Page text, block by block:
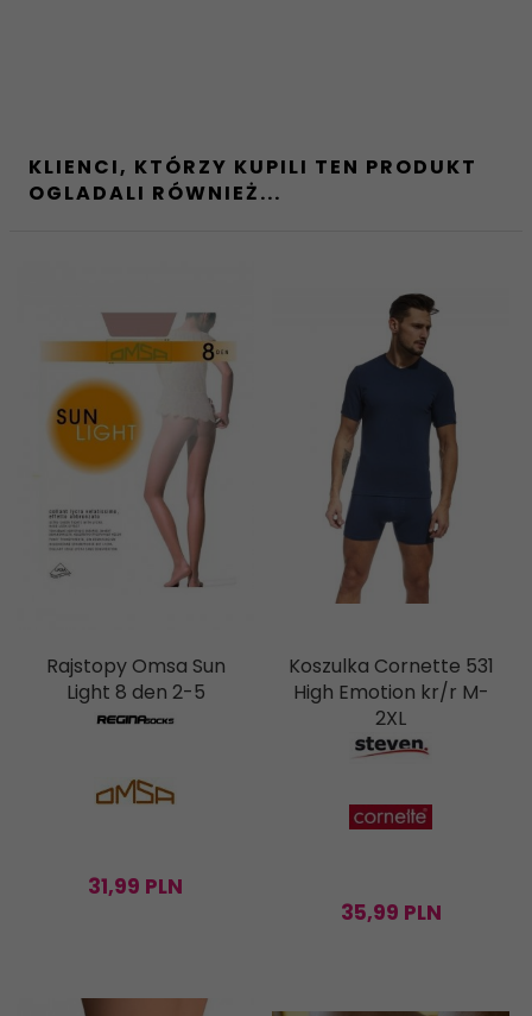
KLIENCI, KTÓRZY KUPILI TEN PRODUKT
OGLADALI RÓWNIEŻ...
Rajstopy Omsa Sun
Light 8 den 2-5
31,99 PLN
Koszulka Cornette 531
High Emotion kr/r M-
2XL
35,99 PLN